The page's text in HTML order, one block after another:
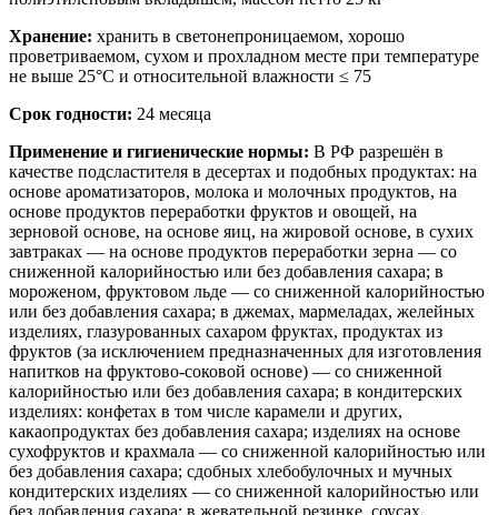
Хранение: хранить в светонепроницаемом, хорошо
проветриваемом, сухом и прохладном месте при температуре
не выше 25°С и относительной влажности ≤ 75
Срок годности: 24 месяца
Применение и гигиенические нормы: В РФ разрешён в
качестве подсластителя в десертах и подобных продуктах: на
основе ароматизаторов, молока и молочных продуктов, на
основе продуктов переработки фруктов и овощей, на
зерновой основе, на основе яиц, на жировой основе, в сухих
завтраках — на основе продуктов переработки зерна — со
сниженной калорийностью или без добавления сахара; в
мороженом, фруктовом льде — со сниженной калорийностью
или без добавления сахара; в джемах, мармеладах, желейных
изделиях, глазурованных сахаром фруктах, продуктах из
фруктов (за исключением предназначенных для изготовления
напитков на фруктово-соковой основе) — со сниженной
калорийностью или без добавления сахара; в кондитерских
изделиях: конфетах в том числе карамели и других,
какаопродуктах без добавления сахара; изделиях на основе
сухофруктов и крахмала — со сниженной калорийностью или
без добавления сахара; сдобных хлебобулочных и мучных
кондитерских изделиях — со сниженной калорийностью или
без добавления сахара; в жевательной резинке, соусах,